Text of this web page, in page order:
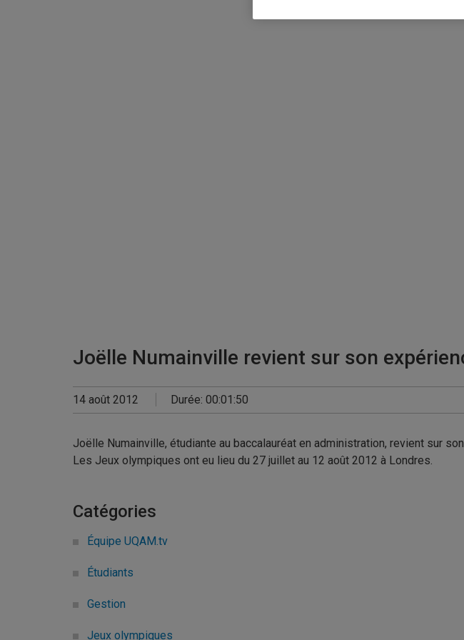
Joëlle Numainville revient sur son
14 août 2012 Durée: 00:01:50
Joëlle Numainville, étudiante au baccalauréat en administration, revient sur
Les Jeux olympiques ont eu lieu du 27 juillet au 12 août 2012 à Londres.
Catégories
Équipe UQAM.tv
Étudiants
Gestion
Jeux olympiques